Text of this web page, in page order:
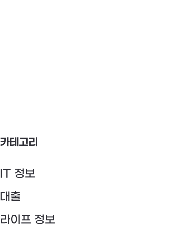
카테고리
IT 정보
대출
라이프 정보